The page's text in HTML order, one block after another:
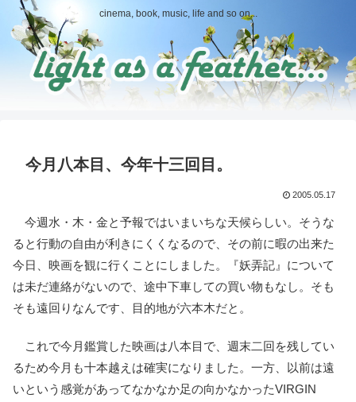
cinema, book, music, life and so on...
今月八本目、今年十三回目。
2005.05.17
今週水・木・金と予報ではいまいちな天候らしい。そうな
ると行動の自由が利きにくくなるので、その前に暇の出来た
今日、映画を観に行くことにしました。『妖弄記』について
は未だ連絡がないので、途中下車しての買い物もなし。そも
そも遠回りなんです、目的地が六本木だと。
これで今月鑑賞した映画は八本目で、週末二回を残してい
るため今月も十本越えは確実になりました。一方、以前は遠
いという感覚があってなかなか足の向かなかったVIRGIN